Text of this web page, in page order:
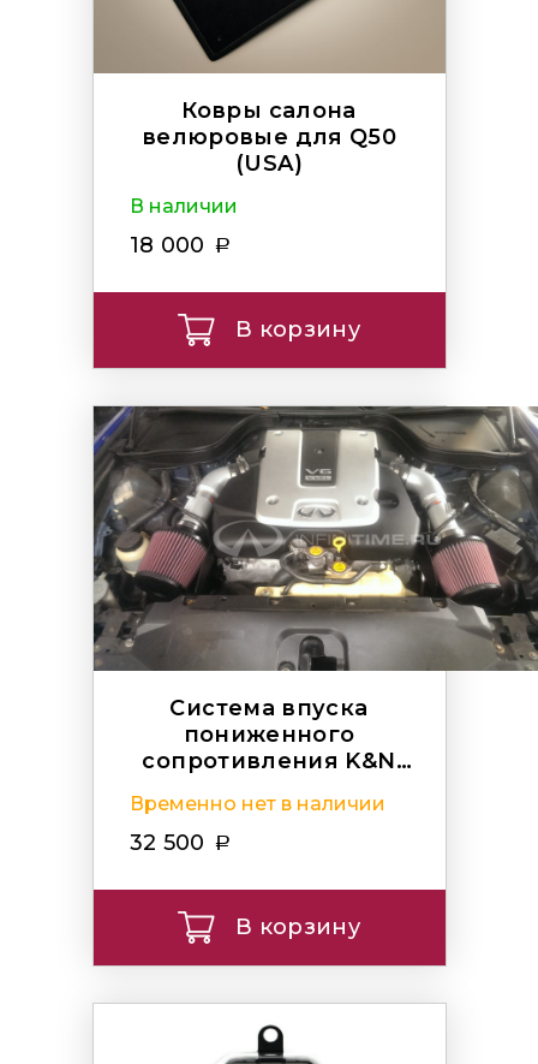
Ковры салона
велюровые для Q50
(USA)
В наличии
18 000
В корзину
Система впуска
пониженного
сопротивления K&N
Временно нет в наличии
32 500
В корзину